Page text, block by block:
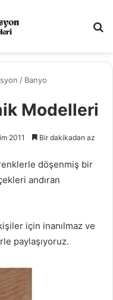
/ Banyo
Modelleri
2011 Bir dakikadan az
döşenmiş bir
andıran
için inanılmaz ve
paylaşıyoruz.